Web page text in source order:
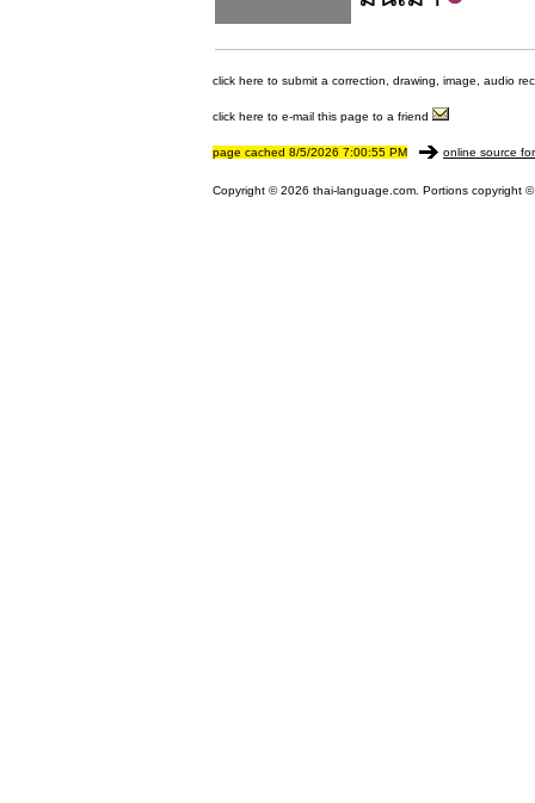
click here to submit a correction, drawing, image, audio
click here to e-mail this page to a friend
page cached 8/5/2026 7:00:55 PM online source
Copyright © 2026 thai-language.com. Portions copyright